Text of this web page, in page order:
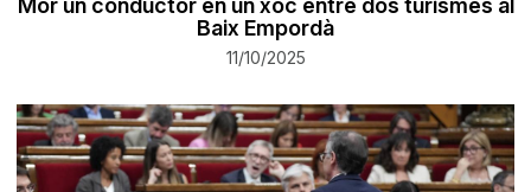
Mor un conductor en un xoc entre dos turismes al
Baix Empordà
11/10/2025